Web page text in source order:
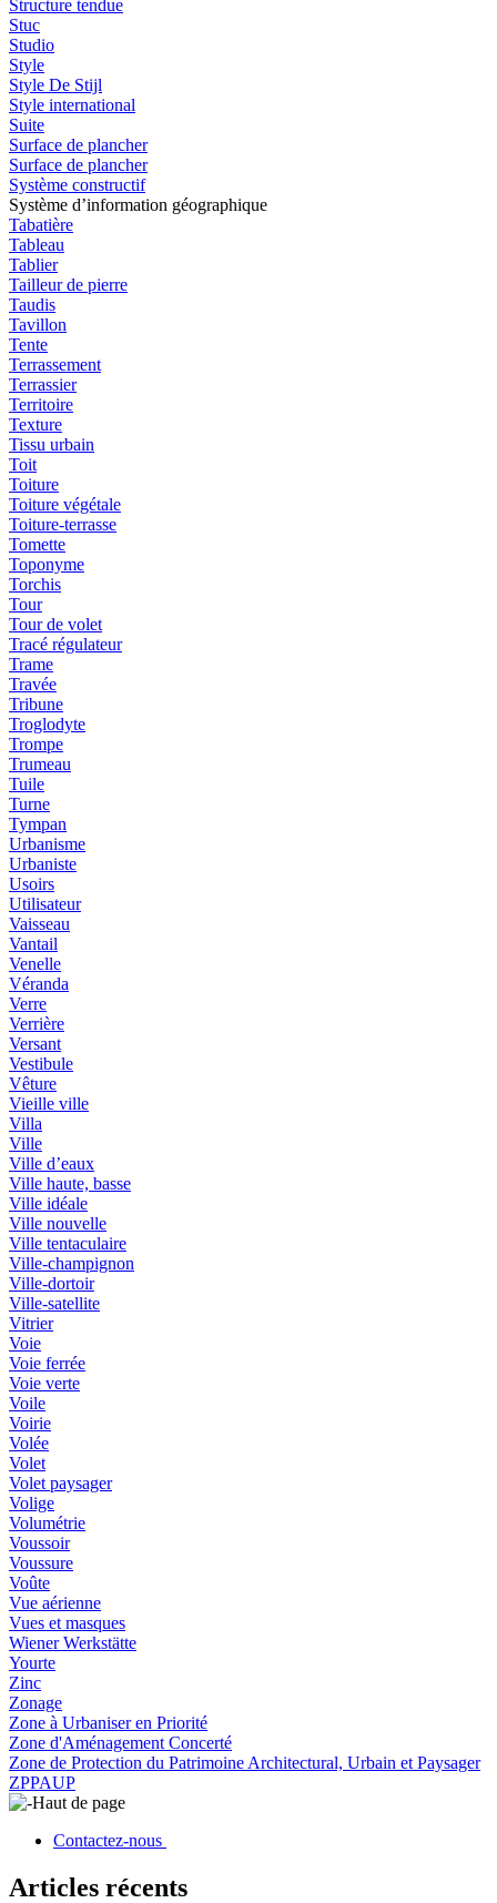
Structure tendue
Stuc
Studio
Style
Style De Stijl
Style international
Suite
Surface de plancher
Surface de plancher
Système constructif
Système d’information géographique
Tabatière
Tableau
Tablier
Tailleur de pierre
Taudis
Tavillon
Tente
Terrassement
Terrassier
Territoire
Texture
Tissu urbain
Toit
Toiture
Toiture végétale
Toiture-terrasse
Tomette
Toponyme
Torchis
Tour
Tour de volet
Tracé régulateur
Trame
Travée
Tribune
Troglodyte
Trompe
Trumeau
Tuile
Turne
Tympan
Urbanisme
Urbaniste
Usoirs
Utilisateur
Vaisseau
Vantail
Venelle
Véranda
Verre
Verrière
Versant
Vestibule
Vêture
Vieille ville
Villa
Ville
Ville d’eaux
Ville haute, basse
Ville idéale
Ville nouvelle
Ville tentaculaire
Ville-champignon
Ville-dortoir
Ville-satellite
Vitrier
Voie
Voie ferrée
Voie verte
Voile
Voirie
Volée
Volet
Volet paysager
Volige
Volumétrie
Voussoir
Voussure
Voûte
Vue aérienne
Vues et masques
Wiener Werkstätte
Yourte
Zinc
Zonage
Zone à Urbaniser en Priorité
Zone d'Aménagement Concerté
Zone de Protection du Patrimoine Architectural, Urbain et Paysager
ZPPAUP
Haut de page
Contactez-nous
Articles récents